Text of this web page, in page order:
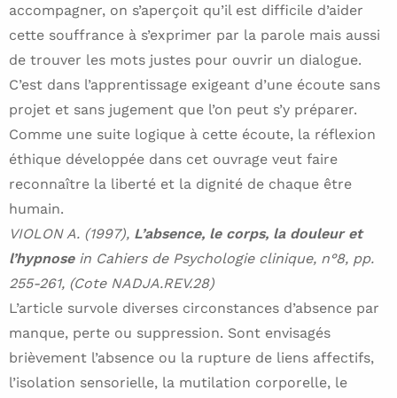
accompagner, on s’aperçoit qu’il est difficile d’aider
cette souffrance à s’exprimer par la parole mais aussi
de trouver les mots justes pour ouvrir un dialogue.
C’est dans l’apprentissage exigeant d’une écoute sans
projet et sans jugement que l’on peut s’y préparer.
Comme une suite logique à cette écoute, la réflexion
éthique développée dans cet ouvrage veut faire
reconnaître la liberté et la dignité de chaque être
humain.
VIOLON A. (1997), L’absence, le corps, la douleur et
l’hypnose in Cahiers de Psychologie clinique, n°8, pp.
255-261, (Cote NADJA.REV.28)
L’article survole diverses circonstances d’absence par
manque, perte ou suppression. Sont envisagés
brièvement l’absence ou la rupture de liens affectifs,
l’isolation sensorielle, la mutilation corporelle, le